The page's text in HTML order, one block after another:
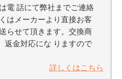
電 話にて弊社までご連絡
はメーカーより直接お客
らせて頂きます。交換商
返金対応にな りますので
詳しくはこちら